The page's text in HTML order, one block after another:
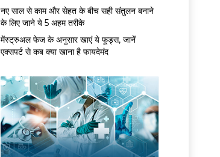
नए साल से काम और सेहत के बीच सही संतुलन बनाने
के लिए जाने ये 5 अहम तरीके
मेंस्ट्रुअल फेज के अनुसार खाएं ये फूड्स, जानें
एक्सपर्ट से कब क्या खाना है फायदेमंद